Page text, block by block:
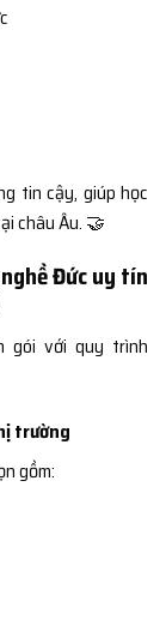
tin cậy, giúp học
châu Âu. 🤝
Đức uy tín
gói với quy trình
trường
gồm: